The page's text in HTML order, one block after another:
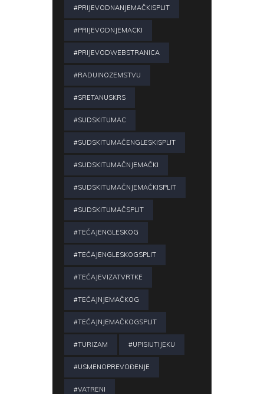
#PRIJEVODNANJEMAČKISPLIT
#PRIJEVODNJEMACKI
#PRIJEVODWEBSTRANICA
#RADUINOZEMSTVU
#SRETANUSKRS
#SUDSKITUMAC
#SUDSKITUMAČENGLESKISPLIT
#SUDSKITUMAČNJEMAČKI
#SUDSKITUMAČNJEMAČKISPLIT
#SUDSKITUMAČSPLIT
#TEČAJENGLESKOG
#TEČAJENGLESKOGSPLIT
#TEČAJEVIZATVRTKE
#TEČAJNJEMAČKOG
#TEČAJNJEMAČKOGSPLIT
#TURIZAM #UPISIUTIJEKU
#USMENOPREVOĐENJE
#VATRENI